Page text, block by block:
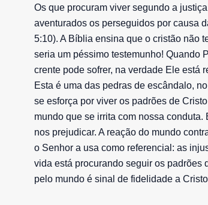
Os que procuram viver segundo a
aventurados os perseguidos por causa
5:10). A Bíblia ensina que o cristão não
seria um péssimo testemunho! Quando
crente pode sofrer, na verdade Ele está
Esta é uma das pedras de escândalo,
se esforça por viver os padrões de
mundo que se irrita com nossa
nos prejudicar. A reação do mundo
o Senhor a usa como referencial: as
vida está procurando seguir os padrões
pelo mundo é sinal de fidelidade a